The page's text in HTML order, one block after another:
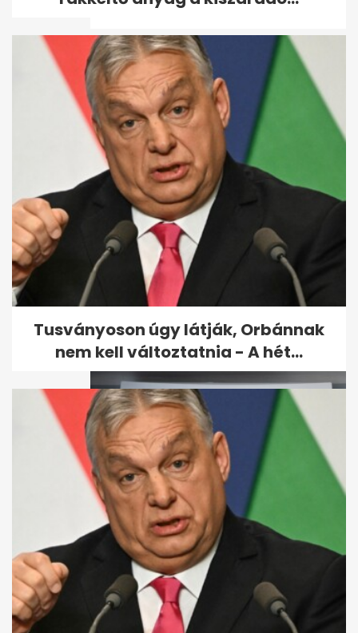
bevétel
Az olasz futball válsága:
Guardiola sokkolta, Mancini...
Magyar Péter bejelentette:
Vége az önkéntes...
Tusványoson úgy látják, Orbánnak
nem kell változtatnia - A hét...